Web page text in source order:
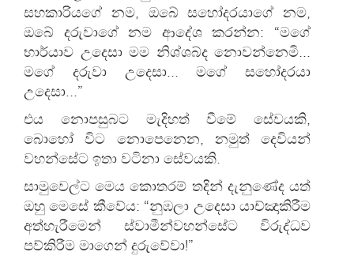
සහකාරියගේ නම, ඔබේ සහෝදරයාගේ නම,
ඔබේ දරුවාගේ නම ආදේශ කරන්න: “මගේ
භාර්යාව උදෙසා මම නිශ්ශබ්ද නොවන්නෙමි...
මගේ දරුවා උදෙසා... මගේ සහෝදරයා
උදෙසා...”
එය නොපසුබට මැදිහත් වීමේ සේවයකි,
බොහෝ විට නොපෙනෙන, නමුත් දෙවියන්
වහන්සේට ඉතා වටිනා සේවයකි.
සාමුවෙල්ට මෙය කොතරම් තදින් දැනුණේද යත්
ඔහු මෙසේ කීවේය: “නුඹලා උදෙසා යාච්ඤාකිරීම
අත්හැරීමෙන් ස්වාමීන්වහන්සේට විරුද්ධව
පව්කිරීම මාගෙන් දුරුවේවා!”